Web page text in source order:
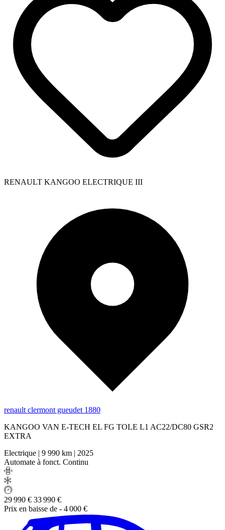
RENAULT KANGOO ELECTRIQUE III
renault clermont gueudet 1880
KANGOO VAN E-TECH EL FG TOLE L1 AC22/DC80 GSR2
EXTRA
Electrique | 9 990 km | 2025
Automate à fonct. Continu
29 990 € 33 990 €
Prix en baisse de - 4 000 €